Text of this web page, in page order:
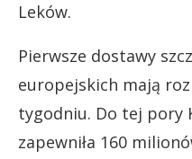
Leków.
Pierwsze dostawy
europejskich mają
tygodniu. Do tej pory
zapewniła 160